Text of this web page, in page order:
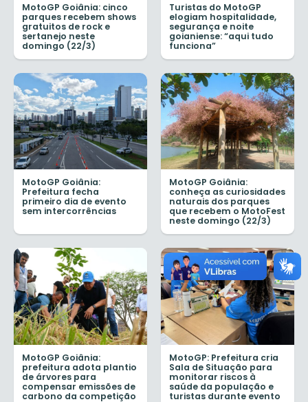
MotoGP Goiânia: cinco
parques recebem shows
gratuitos de rock e
sertanejo neste
domingo (22/3)
Turistas do MotoGP
elogiam hospitalidade,
segurança e noite
goianiense: “aqui tudo
funciona”
MotoGP Goiânia:
Prefeitura fecha
primeiro dia de evento
sem intercorrências
MotoGP Goiânia:
conheça as curiosidades
naturais dos parques
que recebem o MotoFest
neste domingo (22/3)
MotoGP Goiânia:
prefeitura adota plantio
de árvores para
compensar emissões de
carbono da competição
MotoGP: Prefeitura cria
Sala de Situação para
monitorar riscos à
saúde da população e
turistas durante evento